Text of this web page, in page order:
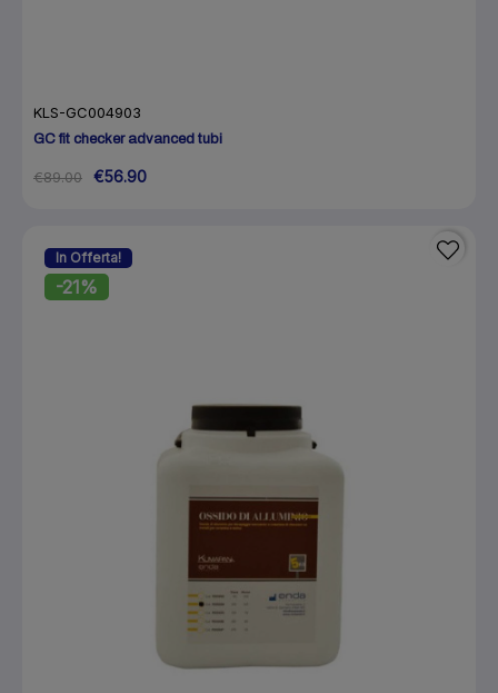
KLS-GC004903
GC fit checker advanced tubi
€89.00 €56.90
In Offerta!
-21%